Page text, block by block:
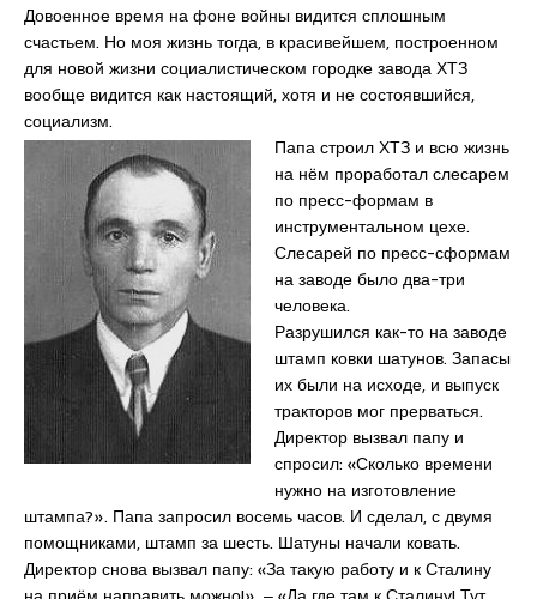
Довоенное время на фоне войны видится сплошным
счастьем. Но моя жизнь тогда, в красивейшем, построенном
для новой жизни социалистическом городке завода ХТЗ
вообще видится как настоящий, хотя и не состоявшийся,
социализм.
Папа строил ХТЗ и всю жизнь
на нём проработал слесарем
по пресс-формам в
инструментальном цехе.
Слесарей по пресс-сформам
на заводе было два-три
человека.
Разрушился как-то на заводе
штамп ковки шатунов. Запасы
их были на исходе, и выпуск
тракторов мог прерваться.
Директор вызвал папу и
спросил: «Сколько времени
нужно на изготовление
штампа?». Папа запросил восемь часов. И сделал, с двумя
помощниками, штамп за шесть. Шатуны начали ковать.
Директор снова вызвал папу: «За такую работу и к Сталину